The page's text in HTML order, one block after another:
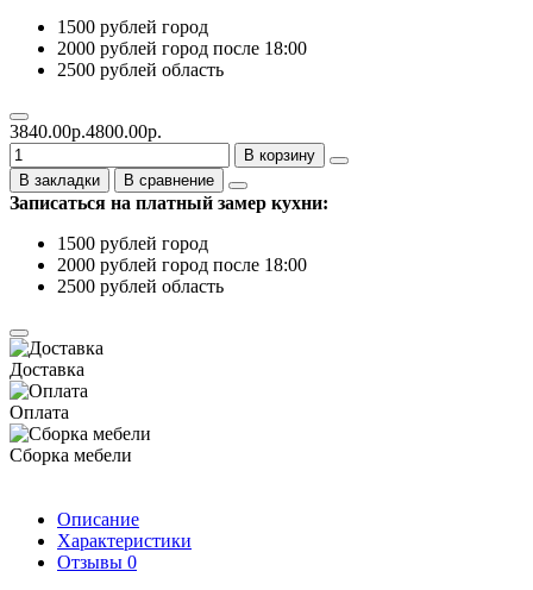
1500 рублей город
2000 рублей город после 18:00
2500 рублей область
3840.00р.4800.00р.
В корзину
В закладки
В сравнение
Записаться на платный замер кухни:
1500 рублей город
2000 рублей город после 18:00
2500 рублей область
Доставка
Оплата
Сборка мебели
Описание
Характеристики
Отзывы 0